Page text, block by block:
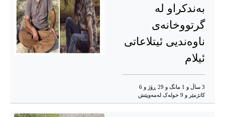
بەندکراو لە
گرتووخانەی
ناوەندیی ئیتلاعاتی
ئیلام
3 ساڵ و 1 مانگ و 29 ڕۆژ و 6
کاتژمێر و 9 خوله‌ک له‌مه‌وپێش‌